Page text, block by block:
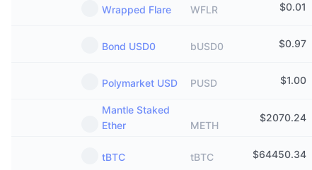
Wrapped Flare WFLR $0.01
Bond USD0 bUSD0 $0.97
Polymarket USD PUSD $1.00
Mantle Staked
Ether
METH
$2070.24
tBTC tBTC $64450.34